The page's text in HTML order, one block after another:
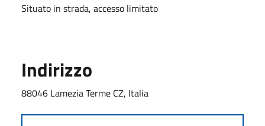
Situato in strada, accesso limitato
Indirizzo
88046 Lamezia Terme CZ, Italia